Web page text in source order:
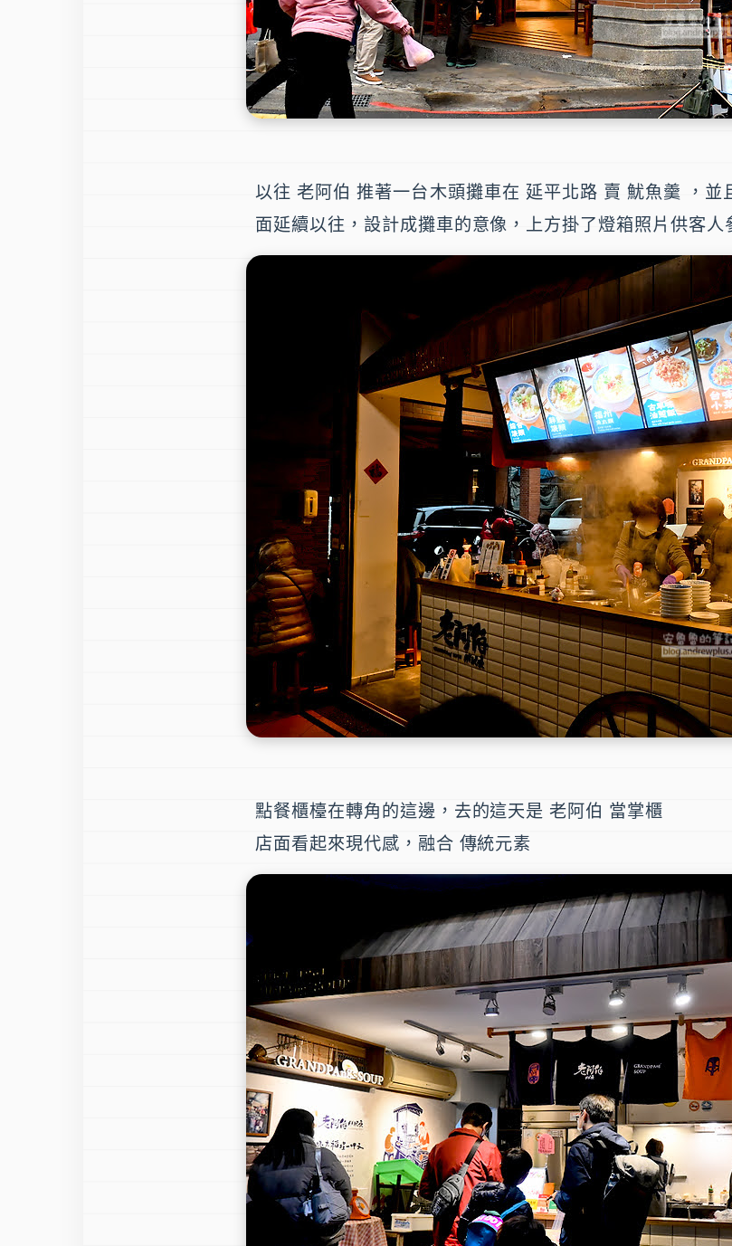
以往 老阿伯 推著一台木頭攤車在 延平北路 賣 魷魚羹 ，並
面延續以往，設計成攤車的意像，上方掛了燈箱照片供客人
點餐櫃檯在轉角的這邊，去的這天是 老阿伯 當掌櫃
店面看起來現代感，融合 傳統元素